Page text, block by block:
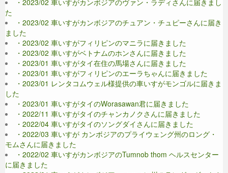
・2023/02 車いすがカンボジアのヴァン・ラディさんに届きまし
た
・2023/02 車いすがカンボジアのチュアン・チュピーさんに届き
ました
・2023/02 車いすがフィリピンのマニラに届きました
・2023/02 車いすがベトナムのホンさんに届きました
・2023/01 車いすがタイ在住の馬場さんに届きました
・2023/01 車いすがフィリピンのエーラちゃんに届きました
・2023/01 レンタコムウェル様提供の車いすがモンゴルに届きま
した
・2023/01 車いすがタイのWorasawan君に届きました
・2022/11 車いすがタイのチャンカノクさんに届きました
・2022/04 車いすがタイのソングダイさんに届きました
・2022/03 車いすが カンボジアのプライウェング州のロング・
モムさんに届きました
・2022/02 車いすがカンボジアのTumnob thom ヘルスセンター
に届きました